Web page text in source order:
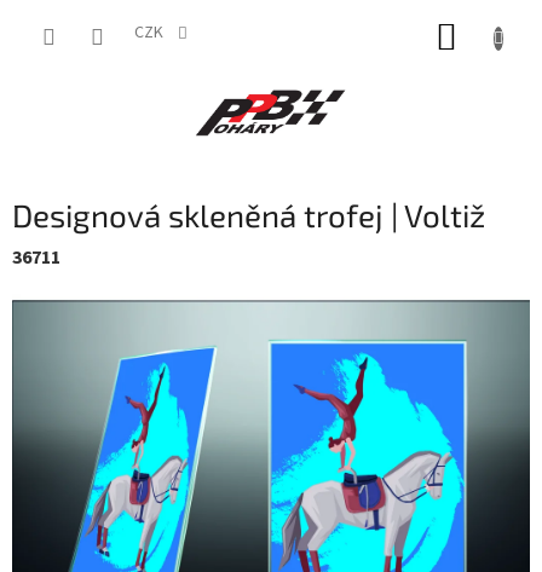
CZK
Designová skleněná trofej | Voltiž
36711